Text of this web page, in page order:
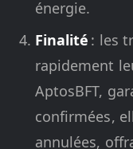
énergie.
Finalité : les
rapidement
AptosBFT,
confirmées,
annulées,